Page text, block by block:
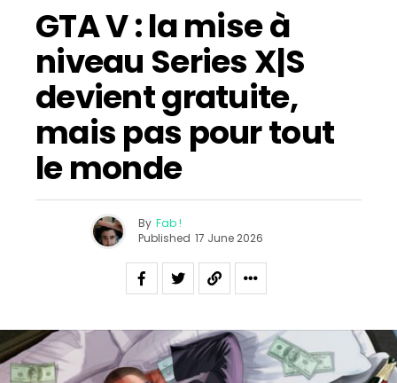
GTA V : la mise à
niveau Series X|S
devient gratuite,
mais pas pour tout
le monde
By Fab !
Published 17 June 2026